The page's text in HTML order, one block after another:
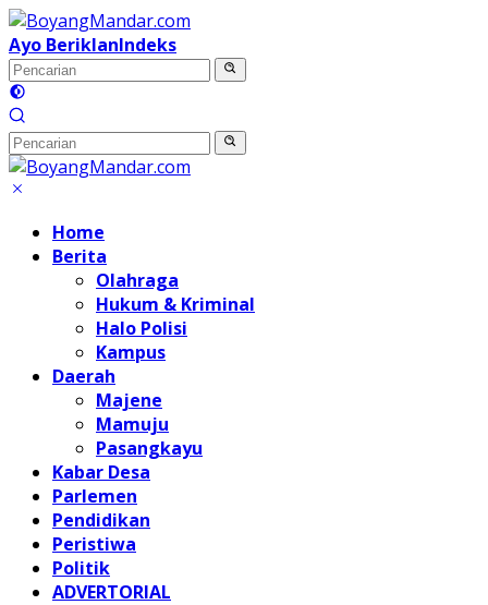
Langsung
ke
konten
Ayo BeriklanIndeks
Home
Berita
Olahraga
Hukum & Kriminal
Halo Polisi
Kampus
Daerah
Majene
Mamuju
Pasangkayu
Kabar Desa
Parlemen
Pendidikan
Peristiwa
Politik
ADVERTORIAL